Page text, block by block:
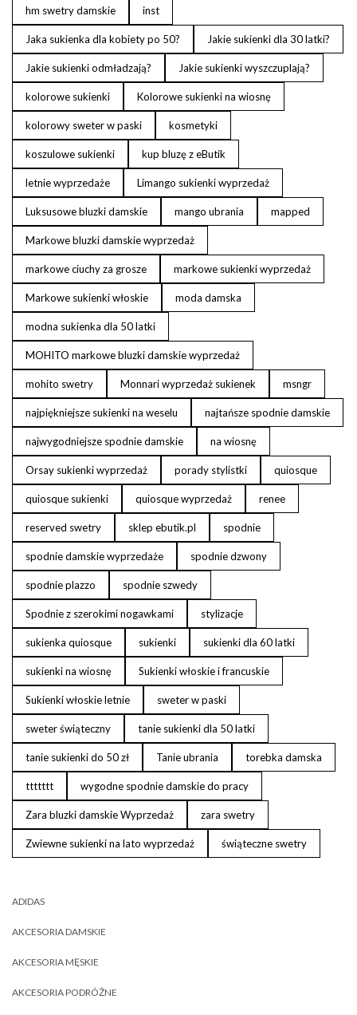
hm swetry damskie inst
Jaka sukienka dla kobiety po 50? Jakie sukienki dla 30 latki?
Jakie sukienki odmładzają? Jakie sukienki wyszczuplają?
kolorowe sukienki Kolorowe sukienki na wiosnę
kolorowy sweter w paski kosmetyki
koszulowe sukienki kup bluzę z eButik
letnie wyprzedaże Limango sukienki wyprzedaż
Luksusowe bluzki damskie mango ubrania mapped
Markowe bluzki damskie wyprzedaż
markowe ciuchy za grosze markowe sukienki wyprzedaż
Markowe sukienki włoskie moda damska
modna sukienka dla 50 latki
MOHITO markowe bluzki damskie wyprzedaż
mohito swetry Monnari wyprzedaż sukienek msngr
najpiękniejsze sukienki na weselu najtańsze spodnie damskie
najwygodniejsze spodnie damskie na wiosnę
Orsay sukienki wyprzedaż porady stylistki quiosque
quiosque sukienki quiosque wyprzedaż renee
reserved swetry sklep ebutik.pl spodnie
spodnie damskie wyprzedaże spodnie dzwony
spodnie plazzo spodnie szwedy
Spodnie z szerokimi nogawkami stylizacje
sukienka quiosque sukienki sukienki dla 60 latki
sukienki na wiosnę Sukienki włoskie i francuskie
Sukienki włoskie letnie sweter w paski
sweter świąteczny tanie sukienki dla 50 latki
tanie sukienki do 50 zł Tanie ubrania torebka damska
ttttttt wygodne spodnie damskie do pracy
Zara bluzki damskie Wyprzedaż zara swetry
Zwiewne sukienki na lato wyprzedaż świąteczne swetry
ADIDAS
AKCESORIA DAMSKIE
AKCESORIA MĘSKIE
AKCESORIA PODRÓŻNE